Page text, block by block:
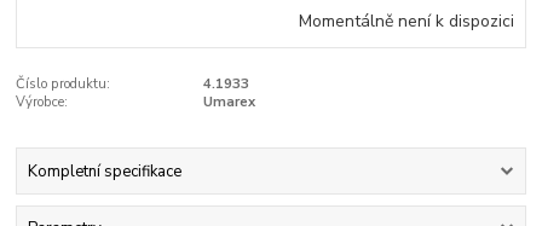
Momentálně není k dispozici
Číslo produktu:
4.1933
Výrobce:
Umarex
Kompletní specifikace